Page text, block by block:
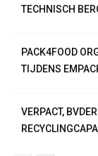
TECHNISCH
PACK4FOOD
TIJDENS
VERPACT,